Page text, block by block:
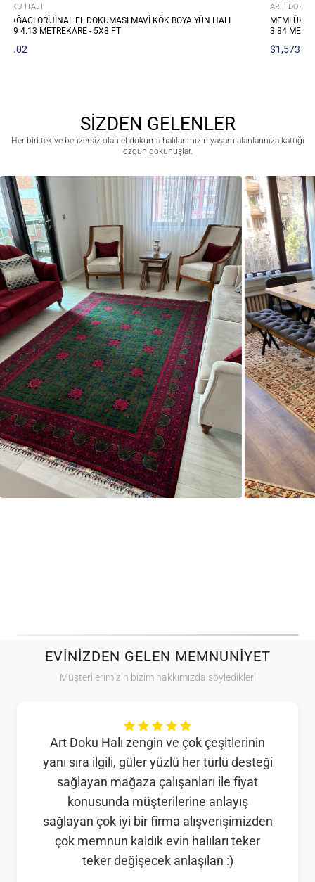
HALI
ORIJINAL EL DOKUMASI MULTI KÖK BOYA YÜN HALI 172X223
- 5X8 FT
ART DOKU
SULTANI
KÖK BOYA
$1,321.98
SİZDEN GELENLER
Her biri tek ve benzersiz olan el dokuma halılarımızın yaşam alanlarınıza kattığı
özgün dokunuşlar.
EVINIZDEN GELEN MEMNUNIYET
Müşterilerimizin bizim hakkımızda söyledikleri
Art Doku Halı zengin ve çok çeşitlerinin
yanı sıra ilgili, güler yüzlü her türlü desteği
sağlayan mağaza çalışanları ile fiyat
konusunda müşterilerine anlayış
sağlayan çok iyi bir firma alışverişimizden
çok memnun kaldık evin halıları teker
teker değişecek anlaşılan :)